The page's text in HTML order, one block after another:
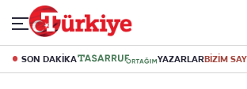
SON DAKİKA YAZARLARBİZİM